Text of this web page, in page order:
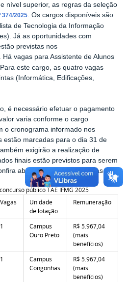
nível superior, as regras da seleção
374/2025 . Os cargos disponíveis são
de Tecnologia da Informação
Já as oportunidades com
previstas nos
. Há vagas para Assistente de Alunos
este cargo, as quatro vagas
(Informática, Edificações,
é necessário efetuar o pagamento
varia conforme o cargo
o cronograma informado nos
estão marcadas para o dia 31 de
exigirão a realização de
finais estão previstos para serem
abaixo a relação das vagas.
público TAE IFMG 2025
Vagas
Unidade
de lotação
Remuneração
1
Campus
Ouro Preto
R$ 5.967,04
(mais
benefícios)
1
Campus
Congonhas
R$ 5.967,04
(mais
benefícios)